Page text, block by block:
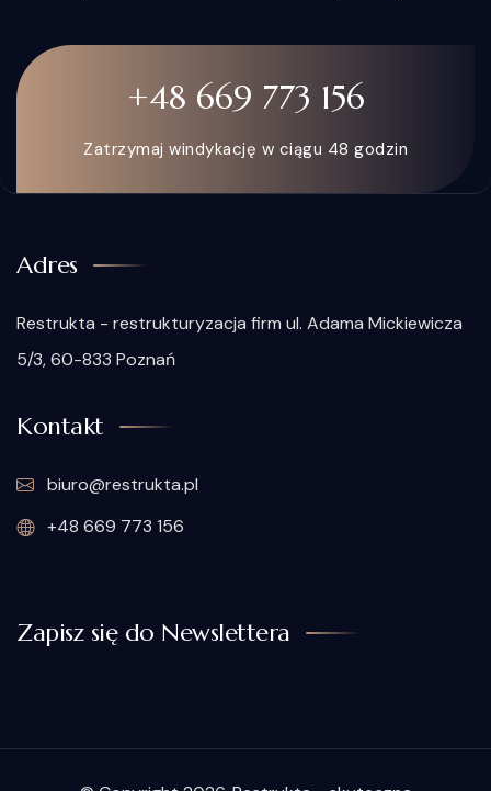
+48 669 773 156
Zatrzymaj windykację w ciągu 48 godzin
Adres
Restrukta - restrukturyzacja firm ul. Adama Mickiewicza
5/3, 60-833 Poznań
Kontakt
biuro@restrukta.pl
+48 669 773 156
Zapisz się do Newslettera